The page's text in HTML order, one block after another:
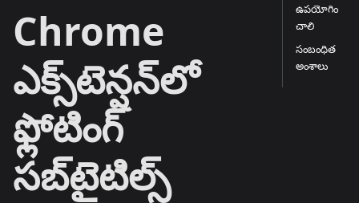
Chrome
ఎక్స్‌టెన్షన్‌లో
ఫ్లోటింగ్
సబ్‌టైటిల్స్
ఉపయోగిం
చాలి
సంబంధిత
అంశాలు